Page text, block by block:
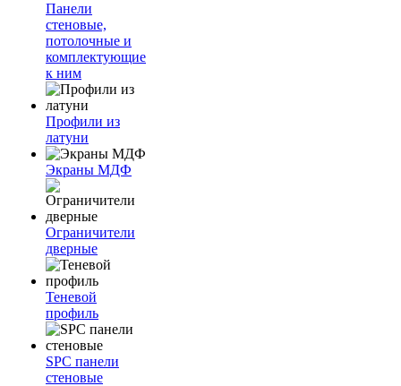
Панели
стеновые,
потолочные и
комплектующие
к ним
Профили из
латуни
Экраны МДФ
Ограничители
дверные
Теневой
профиль
SPC панели
стеновые